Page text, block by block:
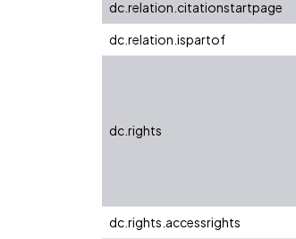
dc.relation.citationstartpage
dc.relation.ispartof
dc.rights
dc.rights.accessrights